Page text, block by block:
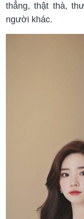
thẳng, thật thà,
người khác.